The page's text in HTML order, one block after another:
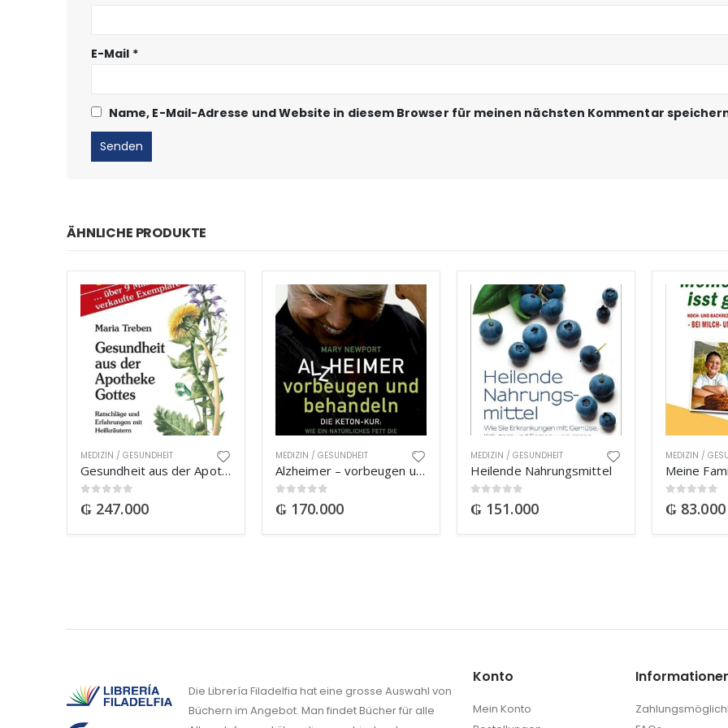
E-Mail *
Name, E-Mail-Adresse und Website in diesem Browser für meinen nächsten Kommentar
ÄHNLICHE PRODUKTE
MEDIZIN / GESUNDHEIT
Gesundheit aus der Apotheke Gottes
0out of 5
₲ 247.000
MEDIZIN / GESUNDHEIT
Alzheimer – vorbeugen und behandeln
0out of 5
₲ 170.000
MEDIZIN / GESUNDHEIT
Heilende Nahrungsmittel
0out of 5
₲ 151.000
MEDIZIN /
Meine
0out of 5
₲ 83.000
Die Librería Filadelfia hat eine grosse Auswahl von
Büchern im Angebot. Man findet Bücher für alle
Konto
Mein Konto